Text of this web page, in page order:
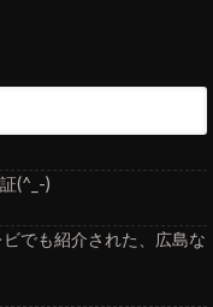
(^_-)
でも紹介された、広島な